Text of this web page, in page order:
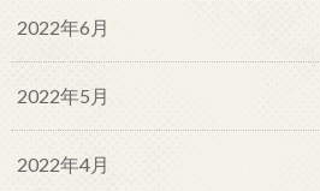
2022年6月
2022年5月
2022年4月